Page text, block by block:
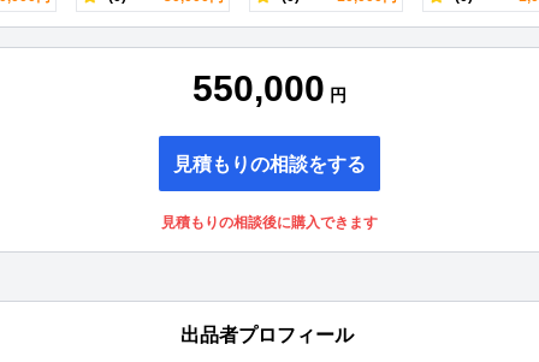
550,000 円
見積もりの相談をする
見積もりの相談後に購入できます
出品者プロフィール